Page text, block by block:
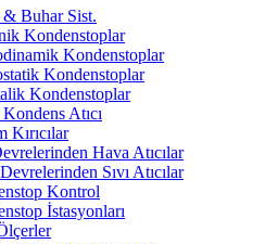
Buhar Sist.
Kondenstoplar
Kondenstoplar
Kondenstoplar
Kondenstoplar
Atıcı
Kırıcılar
Hava Atıcılar
Sıvı Atıcılar
Kontrol
İstasyonları